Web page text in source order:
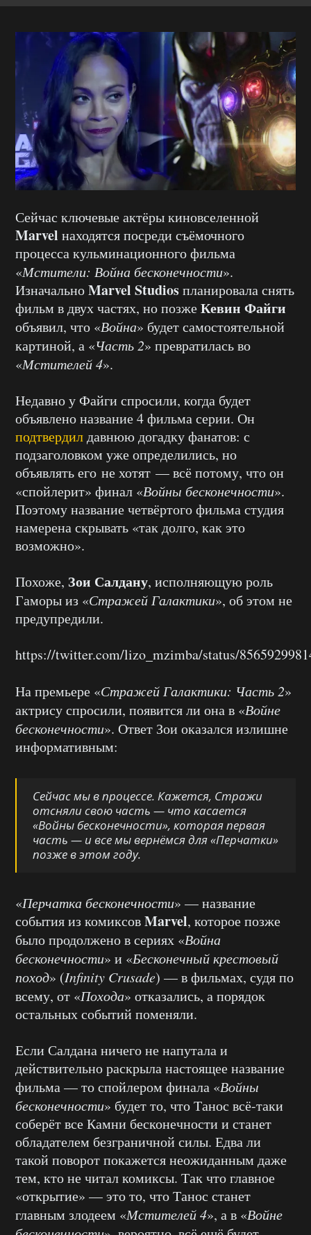
Сейчас ключевые актёры киновселенной
Marvel находятся посреди съёмочного
процесса кульминационного фильма
«Мстители: Война бесконечности».
ИзначальноMarvel Studiosпланировала снять
фильм в двух частях, но позжеКевин Файги
объявил, что «Война» будет самостоятельной
картиной, а «Часть 2» превратилась во
«Мстителей 4».
Недавно у Файги спросили, когда будет
объявлено название 4 фильма серии. Он
подтвердилдавнюю догадку фанатов: с
подзаголовком уже определились, но
объявлять его не хотят — всё потому, что он
«спойлерит» финал «Войны бесконечности».
Поэтому название четвёртого фильма студия
намерена скрывать «так долго, как это
возможно».
Похоже, Зои Салдану, исполняющую роль
Гаморы из «Стражей Галактики», об этом не
предупредили.
https://twitter.com/lizo_mzimba/status/
На премьере «Стражей Галактики: Часть 2»
актрису спросили, появится ли она в «Войне
бесконечности». Ответ Зои оказался излишне
информативным:
Сейчас мы в процессе. Кажется, Стражи
отсняли свою часть — что касается
«Войны бесконечности», которая первая
часть — и все мы вернёмся для «Перчатки»
позже в этом году.
«Перчатка бесконечности» — название
события из комиксовMarvel, которое позже
было продолжено в сериях «Война
бесконечности» и «Бесконечный крестовый
поход» (Infinity Crusade) — в фильмах, судя по
всему, от «Похода» отказались, а порядок
остальных событий поменяли.
Если Салдана ничего не напутала и
действительно раскрыла настоящее название
фильма — то спойлером финала «Войны
бесконечности» будет то, что Танос всё-таки
соберёт все Камни бесконечности и станет
обладателем безграничной силы. Едва ли
такой поворот покажется неожиданным даже
тем, кто не читал комиксы. Так что главное
«открытие» — это то, что Танос станет
главным злодеем «Мстителей 4», а в «Войне